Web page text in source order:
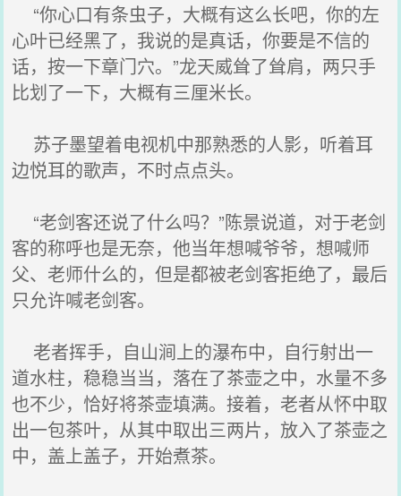
“你心口有条虫子，大概有这么长吧，你的左
心叶已经黑了，我说的是真话，你要是不信的
话，按一下章门穴。”龙天威耸了耸肩，两只手
比划了一下，大概有三厘米长。
苏子墨望着电视机中那熟悉的人影，听着耳
边悦耳的歌声，不时点点头。
“老剑客还说了什么吗？”陈景说道，对于老剑
客的称呼也是无奈，他当年想喊爷爷，想喊师
父、老师什么的，但是都被老剑客拒绝了，最后
只允许喊老剑客。
老者挥手，自山涧上的瀑布中，自行射出一
道水柱，稳稳当当，落在了茶壶之中，水量不多
也不少，恰好将茶壶填满。接着，老者从怀中取
出一包茶叶，从其中取出三两片，放入了茶壶之
中，盖上盖子，开始煮茶。